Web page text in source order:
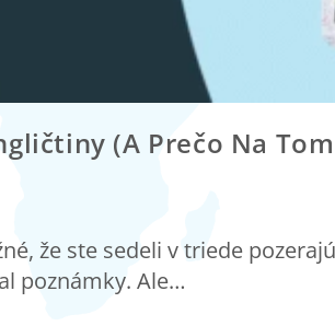
(a Prečo Na
že ste sedeli v triede
poznámky. Ale…